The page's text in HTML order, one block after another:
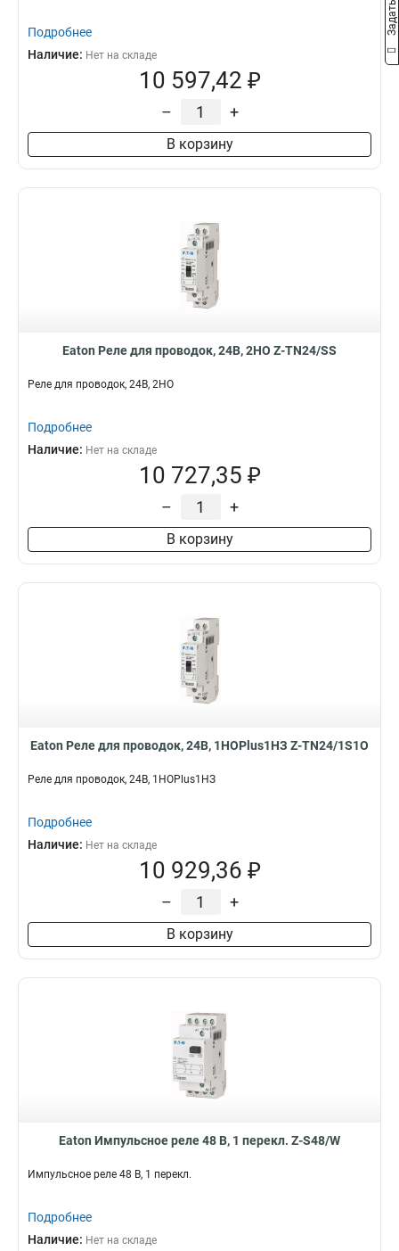
Подробнее
Наличие: Нет на складе
10 597,42 ₽
– +
В корзину
Eaton Реле для проводок, 24В, 2НО Z-TN24/SS
Реле для проводок, 24В, 2НО
Подробнее
Наличие: Нет на складе
10 727,35 ₽
– +
В корзину
Eaton Реле для проводок, 24В, 1НОPlus1НЗ Z-TN24/1S1O
Реле для проводок, 24В, 1НОPlus1НЗ
Подробнее
Наличие: Нет на складе
10 929,36 ₽
– +
В корзину
Eaton Импульсное реле 48 В, 1 перекл. Z-S48/W
Импульсное реле 48 В, 1 перекл.
Подробнее
Наличие: Нет на складе